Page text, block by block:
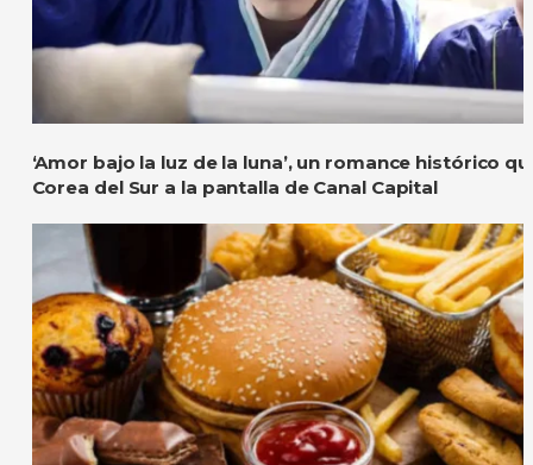
‘Amor bajo la luz de la luna’, un romance histórico
Corea del Sur a la pantalla de Canal Capital